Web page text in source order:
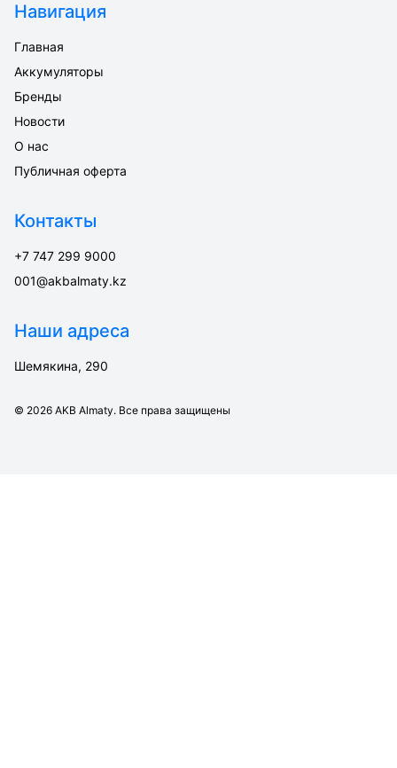
Навигация
Главная
Аккумуляторы
Бренды
Новости
О нас
Публичная оферта
Контакты
+7 747 299 9000
001@akbalmaty.kz
Наши адреса
Шемякина, 290
© 2026 AKB Almaty. Все права защищены